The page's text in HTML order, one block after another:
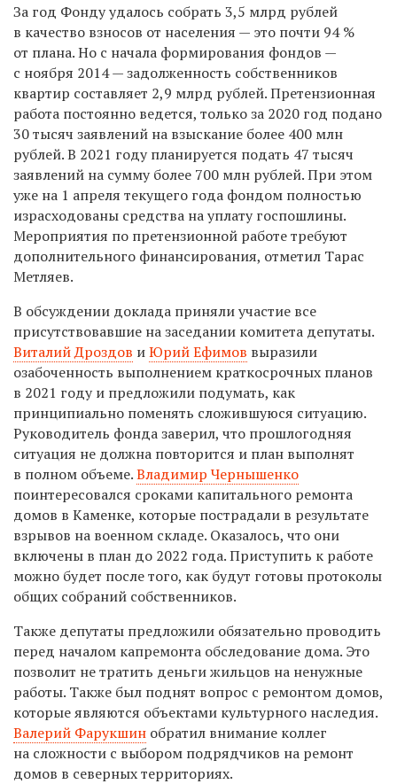
За год Фонду удалось собрать 3,5 млрд рублей
в качество взносов от населения — это почти 94 %
от плана. Но с начала формирования фондов —
с ноября 2014 — задолженность собственников
квартир составляет 2,9 млрд рублей. Претензионная
работа постоянно ведется, только за 2020 год подано
30 тысяч заявлений на взыскание более 400 млн
рублей. В 2021 году планируется подать 47 тысяч
заявлений на сумму более 700 млн рублей. При этом
уже на 1 апреля текущего года фондом полностью
израсходованы средства на уплату госпошлины.
Мероприятия по претензионной работе требуют
дополнительного финансирования, отметил Тарас
Метляев.
В обсуждении доклада приняли участие все
присутствовавшие на заседании комитета депутаты.
Виталий Дроздов иЮрий Ефимов выразили
озабоченность выполнением краткосрочных планов
в 2021 году и предложили подумать, как
принципиально поменять сложившуюся ситуацию.
Руководитель фонда заверил, что прошлогодняя
ситуация не должна повторится и план выполнят
в полном объеме.Владимир Чернышенко
поинтересовался сроками капитального ремонта
домов в Каменке, которые пострадали в результате
взрывов на военном складе. Оказалось, что они
включены в план до 2022 года. Приступить к работе
можно будет после того, как будут готовы протоколы
общих собраний собственников.
Также депутаты предложили обязательно проводить
перед началом капремонта обследование дома. Это
позволит не тратить деньги жильцов на ненужные
работы. Также был поднят вопрос с ремонтом домов,
которые являются объектами культурного наследия.
Валерий Фарукшин обратил внимание коллег
на сложности с выбором подрядчиков на ремонт
домов в северных территориях.